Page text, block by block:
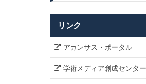
リンク
アカンサス・ポータル
学術メディア創成センター